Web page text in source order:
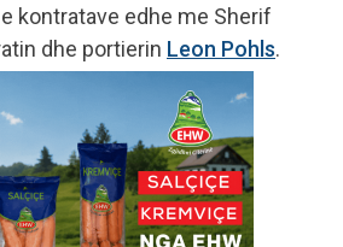
kontratave edhe me Sherif
dhe portierin Leon Pohls.